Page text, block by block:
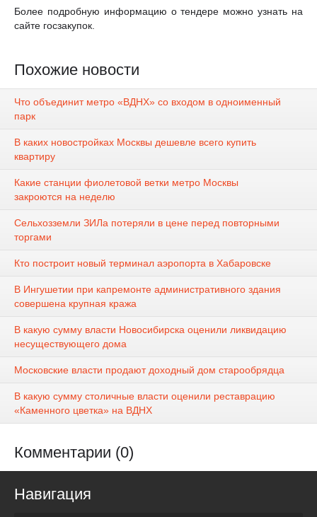
Более подробную информацию о тендере можно узнать на
сайте госзакупок.
Похожие новости
Что объединит метро «ВДНХ» со входом в одноименный
парк
В каких новостройках Москвы дешевле всего купить
квартиру
Какие станции фиолетовой ветки метро Москвы
закроются на неделю
Сельхозземли ЗИЛа потеряли в цене перед повторными
торгами
Кто построит новый терминал аэропорта в Хабаровске
В Ингушетии при капремонте административного здания
совершена крупная кража
В какую сумму власти Новосибирска оценили ликвидацию
несуществующего дома
Московские власти продают доходный дом старообрядца
В какую сумму столичные власти оценили реставрацию
«Каменного цветка» на ВДНХ
Комментарии (0)
Навигация